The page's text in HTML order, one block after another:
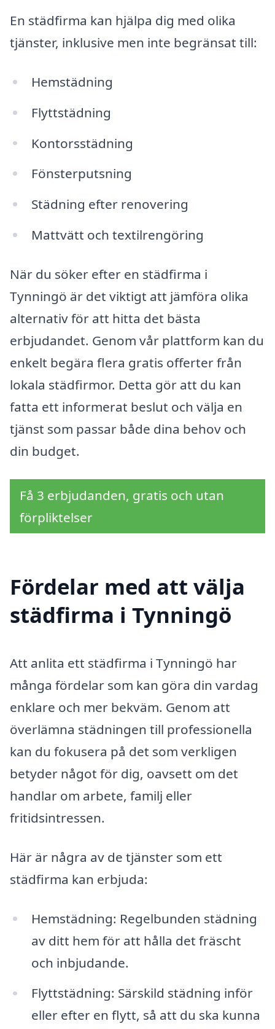
En städfirma kan hjälpa dig med olika
tjänster, inklusive men inte begränsat till:
Hemstädning
Flyttstädning
Kontorsstädning
Fönsterputsning
Städning efter renovering
Mattvätt och textilrengöring
När du söker efter en städfirma i
Tynningö är det viktigt att jämföra olika
alternativ för att hitta det bästa
erbjudandet. Genom vår plattform kan du
enkelt begära flera gratis offerter från
lokala städfirmor. Detta gör att du kan
fatta ett informerat beslut och välja en
tjänst som passar både dina behov och
din budget.
Få 3 erbjudanden, gratis och utan
förpliktelser
Fördelar med att välja
städfirma i Tynningö
Att anlita ett städfirma i Tynningö har
många fördelar som kan göra din vardag
enklare och mer bekväm. Genom att
överlämna städningen till professionella
kan du fokusera på det som verkligen
betyder något för dig, oavsett om det
handlar om arbete, familj eller
fritidsintressen.
Här är några av de tjänster som ett
städfirma kan erbjuda:
Hemstädning: Regelbunden städning
av ditt hem för att hålla det fräscht
och inbjudande.
Flyttstädning: Särskild städning inför
eller efter en flytt, så att du ska kunna